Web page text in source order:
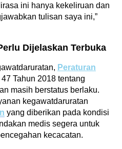
ini hanya kekeliruan dan
tulisan saya ini,”
Dijelaskan Terbuka
Peraturan
47 Tahun 2018 tentang
masih berstatus berlaku.
kegawatdaruratan
yang diberikan pada kondisi
medis segera untuk
kecacatan.